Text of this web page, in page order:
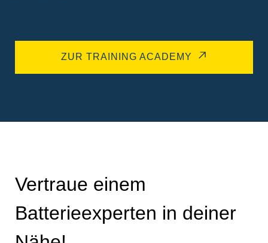
ZUR TRAINING ACADEMY
Vertraue einem
Batterieexperten in deiner